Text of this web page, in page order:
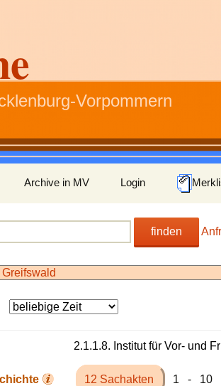
Vorpommern
Archive in MV Login
finden
2.1.1.8. Institut für Vor- und
12 Sachakten 1 - 10